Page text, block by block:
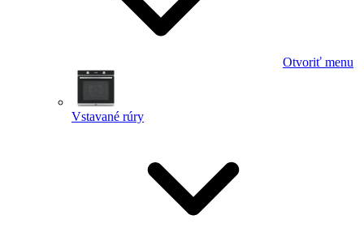
Otvoriť menu
Vstavané rúry